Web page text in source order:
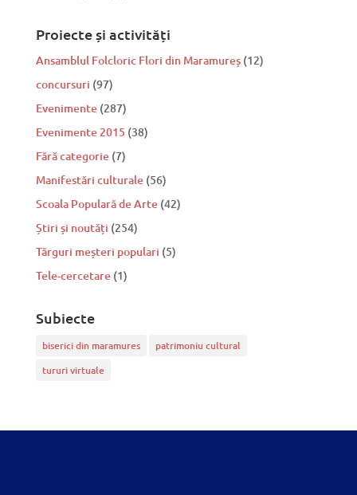
Proiecte și activități
Ansamblul Folcloric Flori din Maramureș(12)
concursuri (97)
Evenimente(287)
Evenimente 2015 (38)
Fără categorie(7)
Manifestări culturale(56)
Scoala Populară de Arte(42)
Știri și noutăți (254)
Tărguri meșteri populari (5)
Tele-cercetare(1)
Subiecte
biserici din maramures
patrimoniu cultural
tururi virtuale